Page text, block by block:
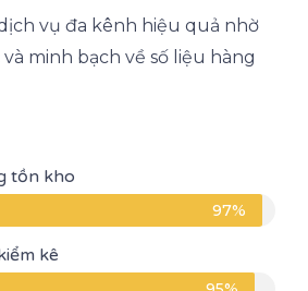
vụ đa kênh hiệu quả nhờ
minh bạch về số liệu hàng
tồn kho
97%
kê